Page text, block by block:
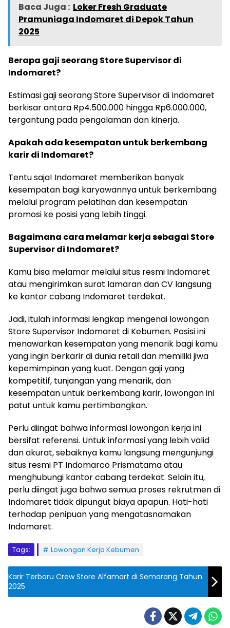
Baca Juga : Loker Fresh Graduate
Pramuniaga Indomaret di Depok Tahun
2025
Berapa gaji seorang Store Supervisor di
Indomaret?
Estimasi gaji seorang Store Supervisor di Indomaret
berkisar antara Rp4.500.000 hingga Rp6.000.000,
tergantung pada pengalaman dan kinerja.
Apakah ada kesempatan untuk berkembang
karir di Indomaret?
Tentu saja! Indomaret memberikan banyak
kesempatan bagi karyawannya untuk berkembang
melalui program pelatihan dan kesempatan
promosi ke posisi yang lebih tinggi.
Bagaimana cara melamar kerja sebagai Store
Supervisor di Indomaret?
Kamu bisa melamar melalui situs resmi Indomaret
atau mengirimkan surat lamaran dan CV langsung
ke kantor cabang Indomaret terdekat.
Jadi, itulah informasi lengkap mengenai lowongan
Store Supervisor Indomaret di Kebumen. Posisi ini
menawarkan kesempatan yang menarik bagi kamu
yang ingin berkarir di dunia retail dan memiliki jiwa
kepemimpinan yang kuat. Dengan gaji yang
kompetitif, tunjangan yang menarik, dan
kesempatan untuk berkembang karir, lowongan ini
patut untuk kamu pertimbangkan.
Perlu diingat bahwa informasi lowongan kerja ini
bersifat referensi. Untuk informasi yang lebih valid
dan akurat, sebaiknya kamu langsung mengunjungi
situs resmi PT Indomarco Prismatama atau
menghubungi kantor cabang terdekat. Selain itu,
perlu diingat juga bahwa semua proses rekrutmen di
Indomaret tidak dipungut biaya apapun. Hati-hati
terhadap penipuan yang mengatasnamakan
Indomaret.
Tags: Lowongan Kerja Kebumen
Karir Terbaru Crew Store Alfamart di Semarang Tahun
2025